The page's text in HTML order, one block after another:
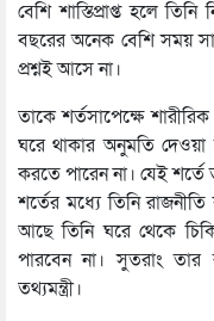
বেশি শাস্তিপ্রাপ্ত হলে
বছরের অনেক বেশি সময়
প্রশ্নই আসে না।
তাকে শর্তসাপেক্ষে
ঘরে থাকার অনুমতি দেওয়া
করতে পারেন না। যেই
শর্তের মধ্যে তিনি
আছে তিনি ঘরে থেকে
পারবেন না। সুতরাং
তথ্যমন্ত্রী।